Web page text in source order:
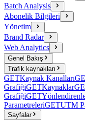
Batch Analysis
Abonelik Bilgileri
Yönetim
Brand Radar
Web Analytics
Genel Bakış
Trafik kaynakları
GETKaynak Kanalları
GrafiğiGETKaynaklar
GrafiğiGET
ParametreleriGETUTM
Sayfalar